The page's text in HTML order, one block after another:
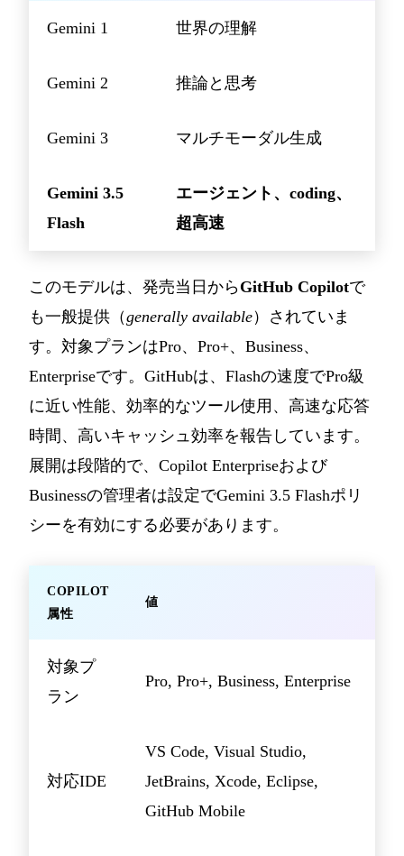
Gemini 1 世界の理解
Gemini 2 推論と思考
Gemini 3 マルチモーダル生成
Gemini 3.5
Flash
エージェント、coding、
超高速
このモデルは、発売当日からGitHub Copilotで
も一般提供（generally available）されていま
す。対象プランはPro、Pro+、Business、
Enterpriseです。GitHubは、Flashの速度でPro級
に近い性能、効率的なツール使用、高速な応答
時間、高いキャッシュ効率を報告しています。
展開は段階的で、Copilot Enterpriseおよび
Businessの管理者は設定でGemini 3.5 Flashポリ
シーを有効にする必要があります。
COPILOT
属性
値
対象プ
ラン
Pro, Pro+, Business, Enterprise
対応IDE
VS Code, Visual Studio,
JetBrains, Xcode, Eclipse,
GitHub Mobile